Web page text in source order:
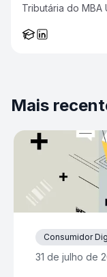
Tributária do MBA
Mais
Consumidor
31 de julho de